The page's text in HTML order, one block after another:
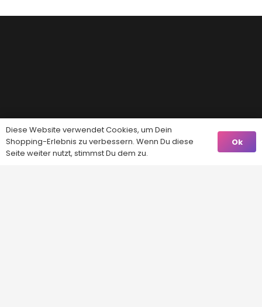
Diese Website verwendet Cookies, um Dein
Shopping-Erlebnis zu verbessern. Wenn Du diese
Seite weiter nutzt, stimmst Du dem zu.
Ok